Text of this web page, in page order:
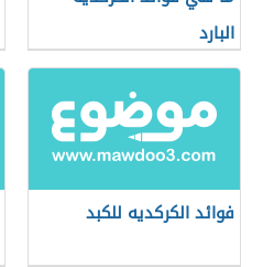
البارد
فوائد الكركديه للكبد